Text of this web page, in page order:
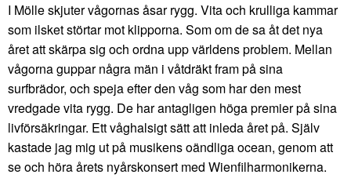
I Mölle skjuter vågornas åsar rygg. Vita och krulliga kammar
som ilsket störtar mot klipporna. Som om de sa åt det nya
året att skärpa sig och ordna upp världens problem. Mellan
vågorna guppar några män i våtdräkt fram på sina
surfbrädor, och speja efter den våg som har den mest
vredgade vita rygg. De har antagligen höga premier på sina
livförsäkringar. Ett våghalsigt sätt att inleda året på. Själv
kastade jag mig ut på musikens oändliga ocean, genom att
se och höra årets nyårskonsert med Wienfilharmonikerna.